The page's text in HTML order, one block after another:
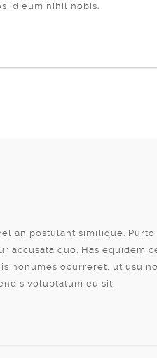
id eum nihil nobis.
an postulant similique. Purto
accusata quo. Has equidem
nonumes ocurreret, ut usu
voluptatum eu sit.